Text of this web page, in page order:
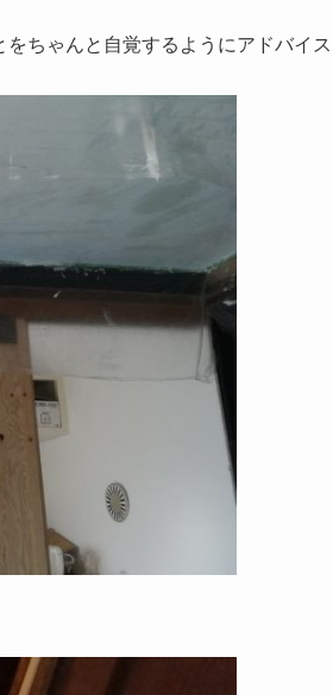
ちゃんと自覚するようにアドバイス